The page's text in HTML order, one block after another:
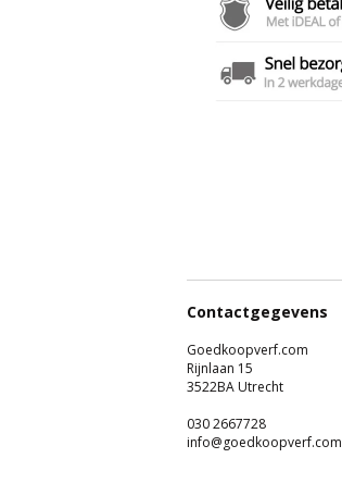
Contactgegevens
Goedkoopverf.com
Rijnlaan 15
3522BA Utrecht
030 2667728
info@goedkoopverf.com